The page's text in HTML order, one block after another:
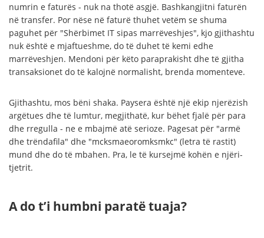
numrin e faturës - nuk na thotë asgjë. Bashkangjitni faturën
në transfer. Por nëse në faturë thuhet vetëm se shuma
paguhet për "Shërbimet IT sipas marrëveshjes", kjo gjithashtu
nuk është e mjaftueshme, do të duhet të kemi edhe
marrëveshjen. Mendoni për këto paraprakisht dhe të gjitha
transaksionet do të kalojnë normalisht, brenda momenteve.
Gjithashtu, mos bëni shaka. Paysera është një ekip njerëzish
argëtues dhe të lumtur, megjithatë, kur bëhet fjalë për para
dhe rregulla - ne e mbajmë atë serioze. Pagesat për "armë
dhe trëndafila" dhe "mcksmaeoromksmkc" (letra të rastit)
mund dhe do të mbahen. Pra, le të kursejmë kohën e njëri-
tjetrit.
A do t’i humbni paratë tuaja?